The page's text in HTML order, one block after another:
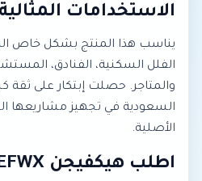
الاستخدامات المثالية
يناسب هذا المنتج بشكل خاص
الفلل السكنية، الفنادق،
والمتاجر. حصلت إبتكار على
السعودية في تجهيز مشاريعها
الأصلية.
اطلب هيكفيجن DS-K1T342EFWX الآن